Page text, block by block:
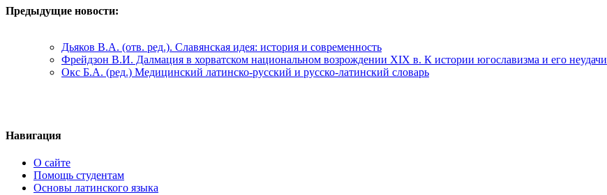
Предыдущие новости:
Дьяков В.А. (отв. ред.). Славянская идея: история и современность
Фрейдзон В.И. Далмация в хорватском национальном возрождении XIX в. К истории югославизма и его неудачи
Окс Б.А. (ред.) Медицинский латинско-русский и русско-латинский словарь
Навигация
О сайте
Помощь студентам
Основы латинского языка